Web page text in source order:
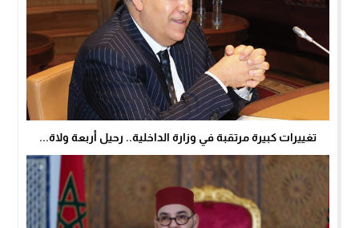
تغييرات كبيرة مرتقبة في وزارة الداخلية.. رحيل أربعة ولاة...